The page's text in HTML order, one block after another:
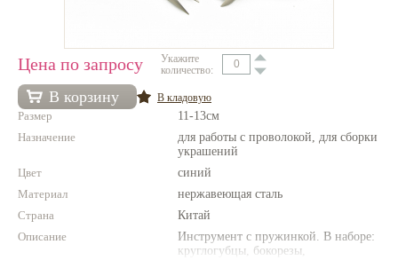
Всё для вышивки
Проволока
Натуральные камни
О магазине
Цена по запросу
Укажите
количество:
В корзину В кладовую
Размер
11-13см
Назначение
для работы с проволокой, для сборки
украшений
Цвет
синий
Материал
нержавеющая сталь
Страна
Китай
Описание
Инструмент с пружинкой. В наборе:
круглогубцы, бокорезы,